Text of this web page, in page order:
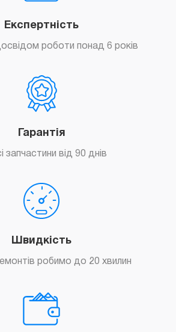
Експертність
роботи понад 6 років
Гарантія
запчастини від 90 днів
Швидкість
робимо до 20 хвилин